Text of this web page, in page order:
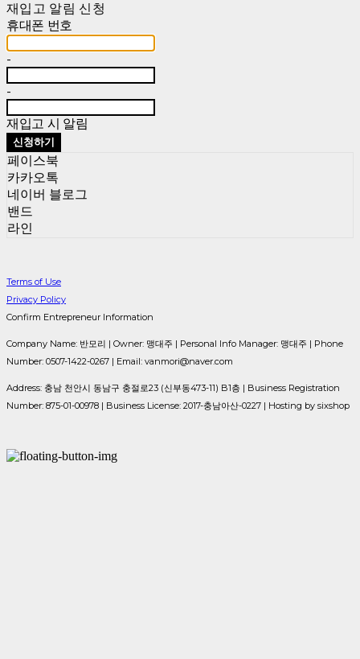
재입고 알림 신청
휴대폰 번호
-
-
재입고 시 알림
신청하기
페이스북
카카오톡
네이버 블로그
밴드
라인
Terms of Use
Privacy Policy
Confirm Entrepreneur Information
Company Name: 반모리 | Owner: 맹대주 | Personal Info Manager: 맹대주 | Phone
Number: 0507-1422-0267 | Email: vanmori@naver.com
Address: 충남 천안시 동남구 충절로23 (신부동473-11) B1층 | Business Registration
Number: 875-01-00978 | Business License: 2017-충남아산-0227 | Hosting by sixshop